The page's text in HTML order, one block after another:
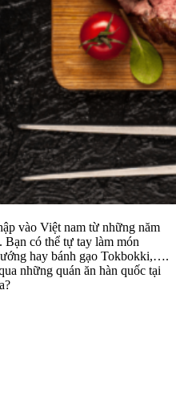
vào Việt nam từ những năm
Bạn có thể tự tay làm món
hay bánh gạo Tokbokki,….
những quán ăn hàn quốc tại